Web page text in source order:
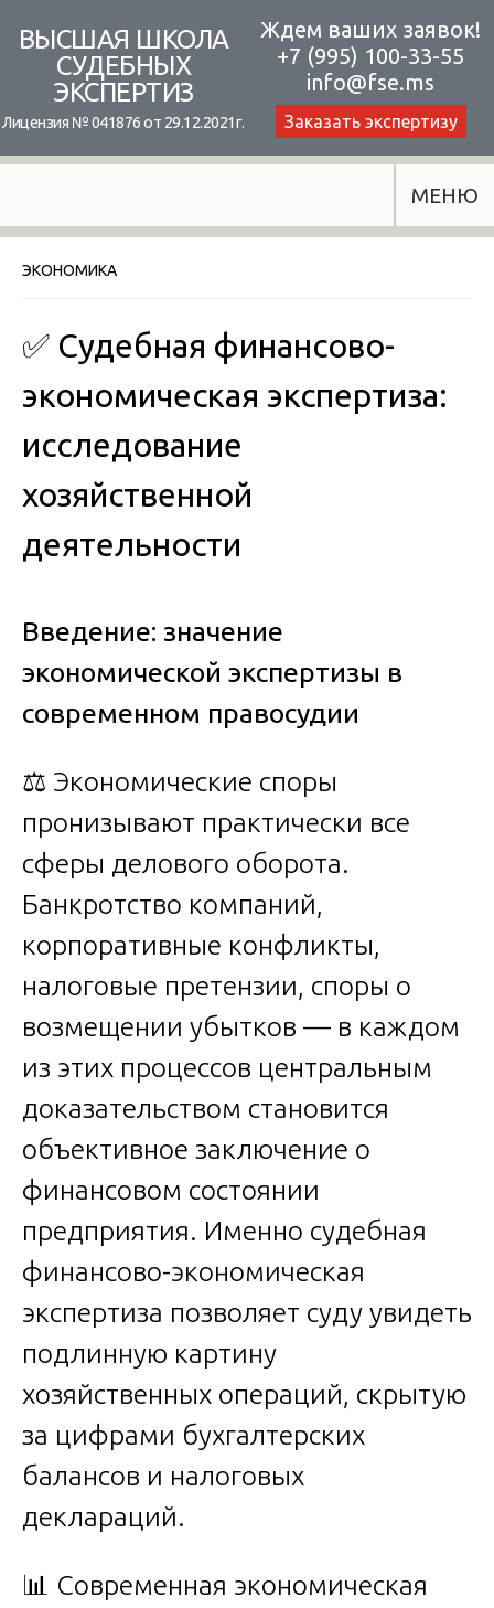
content
ВЫСШАЯ ШКОЛА
СУДЕБНЫХ
ЭКСПЕРТИЗ
Лицензия № 041876 от 29.12.2021г.
Ждем ваших заявок!
+7 (995) 100-33-55
info@fse.ms
Заказать экспертизу
МЕНЮ
ЭКОНОМИКА
✅ Судебная финансово-
экономическая экспертиза:
исследование
хозяйственной
деятельности
Введение: значение
экономической экспертизы в
современном правосудии
⚖️ Экономические споры
пронизывают практически все
сферы делового оборота.
Банкротство компаний,
корпоративные конфликты,
налоговые претензии, споры о
возмещении убытков — в каждом
из этих процессов центральным
доказательством становится
объективное заключение о
финансовом состоянии
предприятия. Именно судебная
финансово-экономическая
экспертиза позволяет суду увидеть
подлинную картину
хозяйственных операций, скрытую
за цифрами бухгалтерских
балансов и налоговых
деклараций.
📊 Современная экономическая